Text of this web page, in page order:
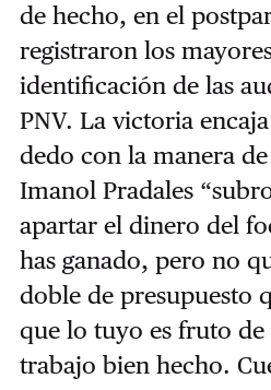
de hecho, en el
registraron los
identificación de las
PNV. La victoria
dedo con la manera
Imanol Pradales
apartar el dinero del
has ganado, pero no
doble de presupuesto
que lo tuyo es fruto
trabajo bien hecho.